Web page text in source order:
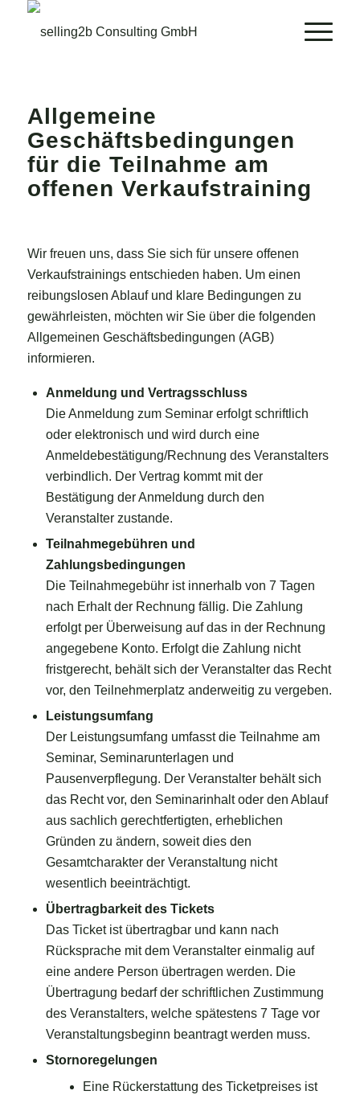
Allgemeine
Geschäftsbedingungen
für die Teilnahme am
offenen Verkaufstraining
Wir freuen uns, dass Sie sich für unsere offenen
Verkaufstrainings entschieden haben. Um einen
reibungslosen Ablauf und klare Bedingungen zu
gewährleisten, möchten wir Sie über die folgenden
Allgemeinen Geschäftsbedingungen (AGB)
informieren.
Anmeldung und Vertragsschluss
Die Anmeldung zum Seminar erfolgt schriftlich
oder elektronisch und wird durch eine
Anmeldebestätigung/Rechnung des Veranstalters
verbindlich. Der Vertrag kommt mit der
Bestätigung der Anmeldung durch den
Veranstalter zustande.
Teilnahmegebühren und
Zahlungsbedingungen
Die Teilnahmegebühr ist innerhalb von 7 Tagen
nach Erhalt der Rechnung fällig. Die Zahlung
erfolgt per Überweisung auf das in der Rechnung
angegebene Konto. Erfolgt die Zahlung nicht
fristgerecht, behält sich der Veranstalter das Recht
vor, den Teilnehmerplatz anderweitig zu vergeben.
Leistungsumfang
Der Leistungsumfang umfasst die Teilnahme am
Seminar, Seminarunterlagen und
Pausenverpflegung. Der Veranstalter behält sich
das Recht vor, den Seminarinhalt oder den Ablauf
aus sachlich gerechtfertigten, erheblichen
Gründen zu ändern, soweit dies den
Gesamtcharakter der Veranstaltung nicht
wesentlich beeinträchtigt.
Übertragbarkeit des Tickets
Das Ticket ist übertragbar und kann nach
Rücksprache mit dem Veranstalter einmalig auf
eine andere Person übertragen werden. Die
Übertragung bedarf der schriftlichen Zustimmung
des Veranstalters, welche spätestens 7 Tage vor
Veranstaltungsbeginn beantragt werden muss.
Stornoregelungen
Eine Rückerstattung des Ticketpreises ist